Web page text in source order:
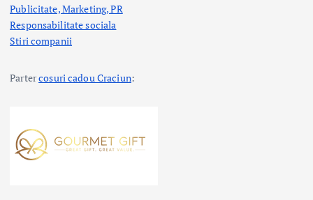
Publicitate, Marketing, PR
Responsabilitate sociala
Stiri companii
Partercosuri cadou Craciun: